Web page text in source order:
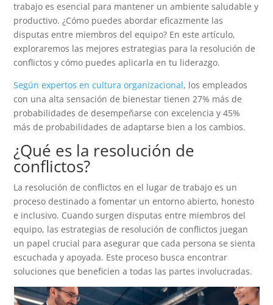
trabajo es esencial para mantener un ambiente saludable y
productivo. ¿Cómo puedes abordar eficazmente las
disputas entre miembros del equipo? En este artículo,
exploraremos las mejores estrategias para la resolución de
conflictos y cómo puedes aplicarla en tu liderazgo.
Según expertos en cultura organizacional, los empleados
con una alta sensación de bienestar tienen 27% más de
probabilidades de desempeñarse con excelencia y 45%
más de probabilidades de adaptarse bien a los cambios.
¿Qué es la resolución de
conflictos?
La resolución de conflictos en el lugar de trabajo es un
proceso destinado a fomentar un entorno abierto, honesto
e inclusivo. Cuando surgen disputas entre miembros del
equipo, las estrategias de resolución de conflictos juegan
un papel crucial para asegurar que cada persona se sienta
escuchada y apoyada. Este proceso busca encontrar
soluciones que beneficien a todas las partes involucradas.